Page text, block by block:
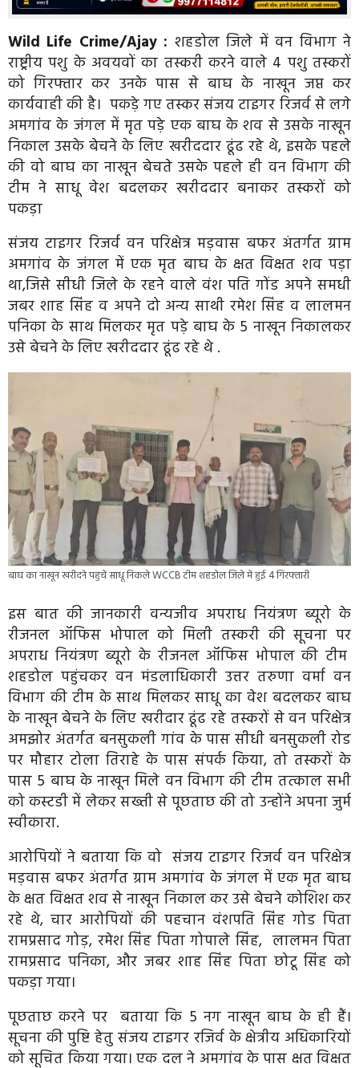
Wild Life Crime/Ajay : शहडोल जिले में वन विभाग ने
राष्ट्रीय पशु के अवयवों का तस्करी करने वाले 4 पशु तस्करों
को गिरफ्तार कर उनके पास से बाघ के नाखून जप्त कर
कार्यवाही की है। पकड़े गए तस्कर संजय टाइगर रिजर्व से लगे
अमगांव के जंगल में मृत पड़े एक बाघ के शव से उसके नाखून
निकाल उसके बेचने के लिए खरीददार ढूंढ रहे थे, इसके पहले
की वो बाघ का नाखून बेचते उसके पहले ही वन विभाग की
टीम ने साधू वेश बदलकर खरीददार बनाकर तस्करों को
पकड़ा
संजय टाइगर रिजर्व वन परिक्षेत्र मड़वास बफर अंतर्गत ग्राम
अमगांव के जंगल में एक मृत बाघ के क्षत विक्षत शव पड़ा
था,जिसे सीधी जिले के रहने वाले वंश पति गोंड अपने समधी
जबर शाह सिंह व अपने दो अन्य साथी रमेश सिंह व लालमन
पनिका के साथ मिलकर मृत पड़े बाघ के 5 नाखून निकालकर
उसे बेचने के लिए खरीददार ढूंढ रहे थे .
बाघ का नाखून खरीदने पहुचें साधू निकले WCCB टीम शहडोल जिले में हुई 4 गिरफ्तारी
इस बात की जानकारी वन्यजीव अपराध नियंत्रण ब्यूरो के
रीजनल ऑफिस भोपाल को मिली तस्करी की सूचना पर
अपराध नियंत्रण ब्यूरो के रीजनल ऑफिस भोपाल की टीम
शहडोल पहुंचकर वन मंडलाधिकारी उत्तर तरुणा वर्मा वन
विभाग की टीम के साथ मिलकर साधू का वेश बदलकर बाघ
के नाखून बेचने के लिए खरीदार ढूंढ रहे तस्करों से वन परिक्षेत्र
अमझोर अंतर्गत बनसुकली गांव के पास सीधी बनसुकली रोड
पर मौहार टोला तिराहे के पास संपर्क किया, तो तस्करों के
पास 5 बाघ के नाखून मिले वन विभाग की टीम तत्काल सभी
को कस्टडी में लेकर सख्ती से पूछताछ की तो उन्होंने अपना जुर्म
स्वीकारा.
आरोपियों ने बताया कि वो संजय टाइगर रिजर्व वन परिक्षेत्र
मड़वास बफर अंतर्गत ग्राम अमगांव के जंगल में एक मृत बाघ
के क्षत विक्षत शव से नाखून निकाल कर उसे बेचने कोशिश कर
रहे थे, चार आरोपियों की पहचान वंशपति सिंह गोड पिता
रामप्रसाद गोड़, रमेश सिंह पिता गोपाले सिंह, लालमन पिता
रामप्रसाद पनिका, और जबर शाह सिंह पिता छोटू सिंह को
पकड़ा गया।
पूछताछ करने पर बताया कि 5 नग नाखून बाघ के ही हैं।
सूचना की पुष्टि हेतु संजय टाइगर रजिर्व के क्षेत्रीय अधिकारियों
को सूचित किया गया। एक दल ने अमगांव के पास क्षत विक्षत